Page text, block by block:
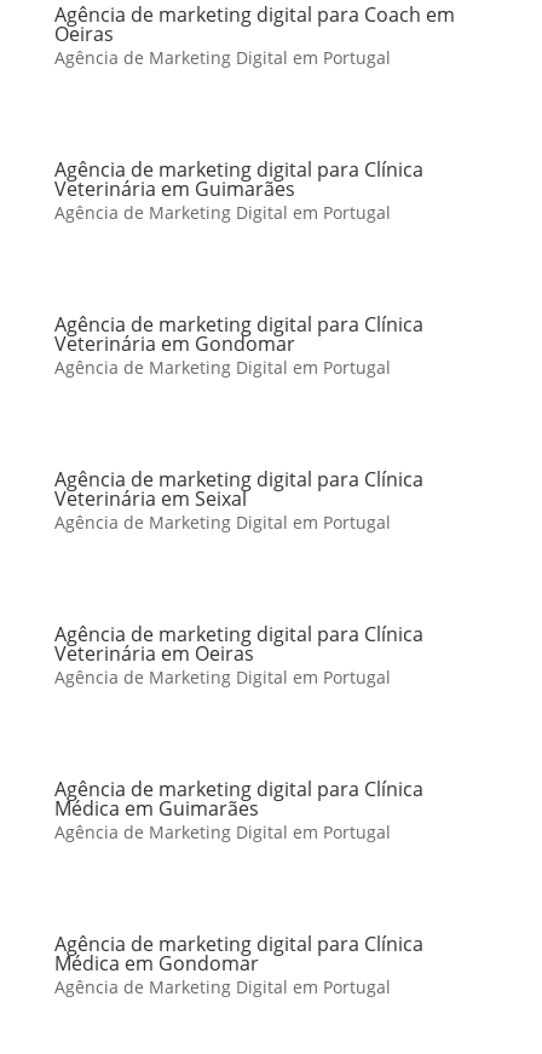
Agência de marketing digital para Coach em
Oeiras
Agência de Marketing Digital em Portugal
Agência de marketing digital para Clínica
Veterinária em Guimarães
Agência de Marketing Digital em Portugal
Agência de marketing digital para Clínica
Veterinária em Gondomar
Agência de Marketing Digital em Portugal
Agência de marketing digital para Clínica
Veterinária em Seixal
Agência de Marketing Digital em Portugal
Agência de marketing digital para Clínica
Veterinária em Oeiras
Agência de Marketing Digital em Portugal
Agência de marketing digital para Clínica
Médica em Guimarães
Agência de Marketing Digital em Portugal
Agência de marketing digital para Clínica
Médica em Gondomar
Agência de Marketing Digital em Portugal